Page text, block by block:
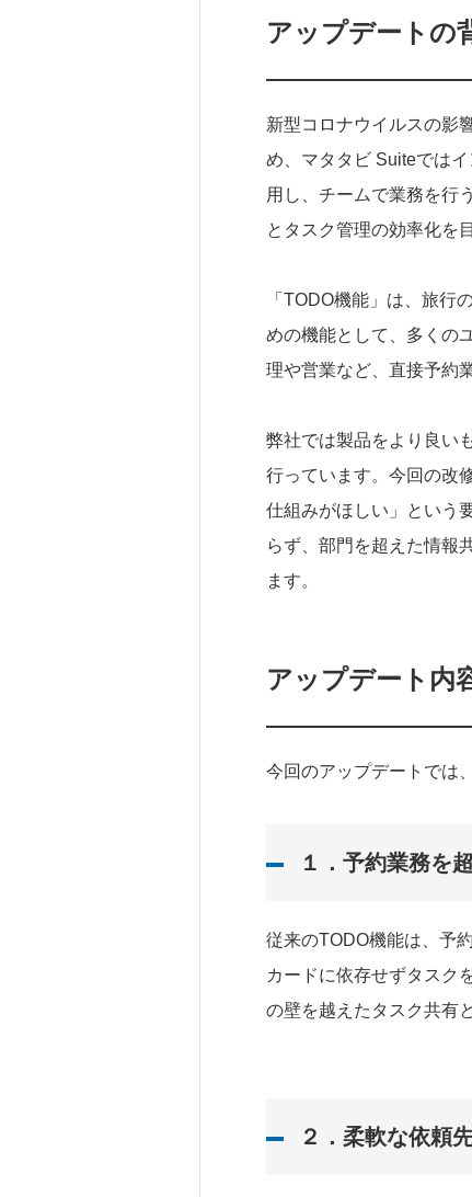
アップデートの
新型コロナウイルスの影
め、マタタビ Suiteでは
用し、チームで業務を行
とタスク管理の効率化を
「TODO機能」は、旅行
めの機能として、多くの
理や営業など、直接予約
弊社では製品をより良い
行っています。今回の改
仕組みがほしい」という
らず、部門を超えた情報
ます。
アップデート内
今回のアップデートでは
１．予約業務を
従来のTODO機能は、予
カードに依存せずタスク
の壁を越えたタスク共有
２ ． 柔軟な依頼